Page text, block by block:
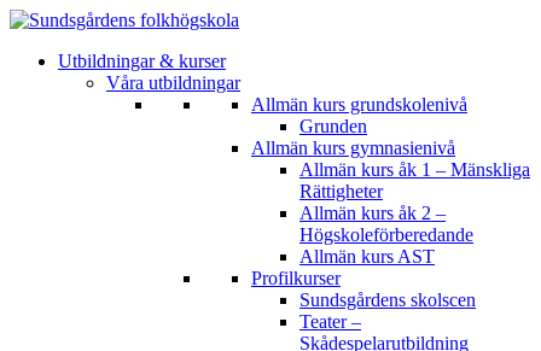
Utbildningar & kurser
Våra utbildningar
Allmän kurs grundskolenivå
Grunden
Allmän kurs gymnasienivå
Allmän kurs åk 1 – Mänskliga
Rättigheter
Allmän kurs åk 2 –
Högskoleförberedande
Allmän kurs AST
Profilkurser
Sundsgårdens skolscen
Teater –
Skådespelarutbildning